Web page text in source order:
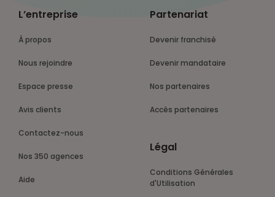
L’entreprise
À propos
Nous rejoindre
Espace presse
Avis clients
Contactez-nous
Nos 350 agences
Aide
Partenariat
Devenir franchisé
Devenir mandataire
Nos partenaires
Accès partenaires
Légal
Conditions Générales
d'Utilisation